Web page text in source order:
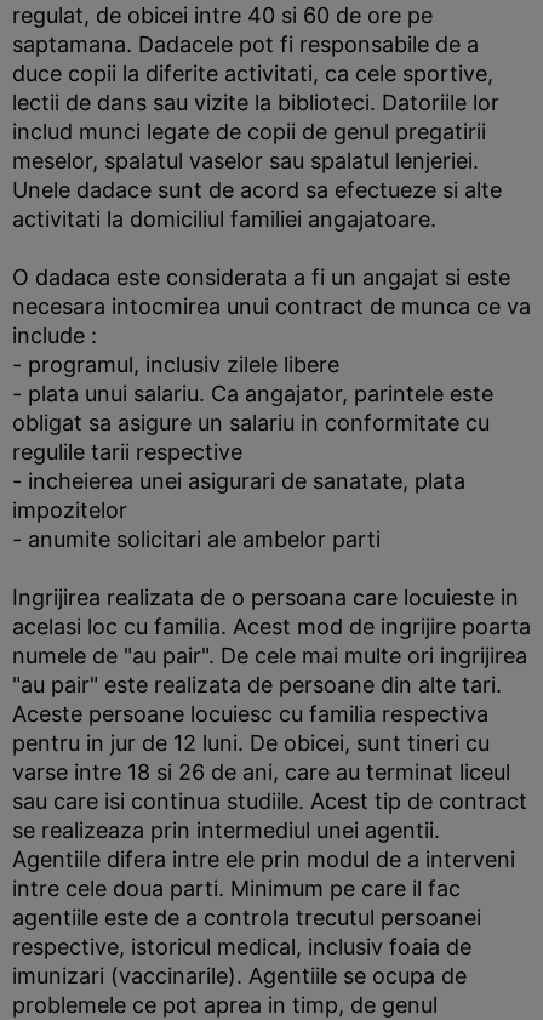
regulat, de obicei intre 40 si 60 de ore pe
saptamana. Dadacele pot fi responsabile de a
duce copii la diferite activitati, ca cele sportive,
lectii de dans sau vizite la biblioteci. Datoriile lor
includ munci legate de copii de genul pregatirii
meselor, spalatul vaselor sau spalatul lenjeriei.
Unele dadace sunt de acord sa efectueze si alte
activitati la domiciliul familiei angajatoare.
O dadaca este considerata a fi un angajat si este
necesara intocmirea unui contract de munca ce va
include :
- programul, inclusiv zilele libere
- plata unui salariu. Ca angajator, parintele este
obligat sa asigure un salariu in conformitate cu
regulile tarii respective
- incheierea unei asigurari de sanatate, plata
impozitelor
- anumite solicitari ale ambelor parti
Ingrijirea realizata de o persoana care locuieste in
acelasi loc cu familia. Acest mod de ingrijire poarta
numele de "au pair". De cele mai multe ori ingrijirea
"au pair" este realizata de persoane din alte tari.
Aceste persoane locuiesc cu familia respectiva
pentru in jur de 12 luni. De obicei, sunt tineri cu
varse intre 18 si 26 de ani, care au terminat liceul
sau care isi continua studiile. Acest tip de contract
se realizeaza prin intermediul unei agentii.
Agentiile difera intre ele prin modul de a interveni
intre cele doua parti. Minimum pe care il fac
agentiile este de a controla trecutul persoanei
respective, istoricul medical, inclusiv foaia de
imunizari (vaccinarile). Agentiile se ocupa de
problemele ce pot aprea in timp, de genul